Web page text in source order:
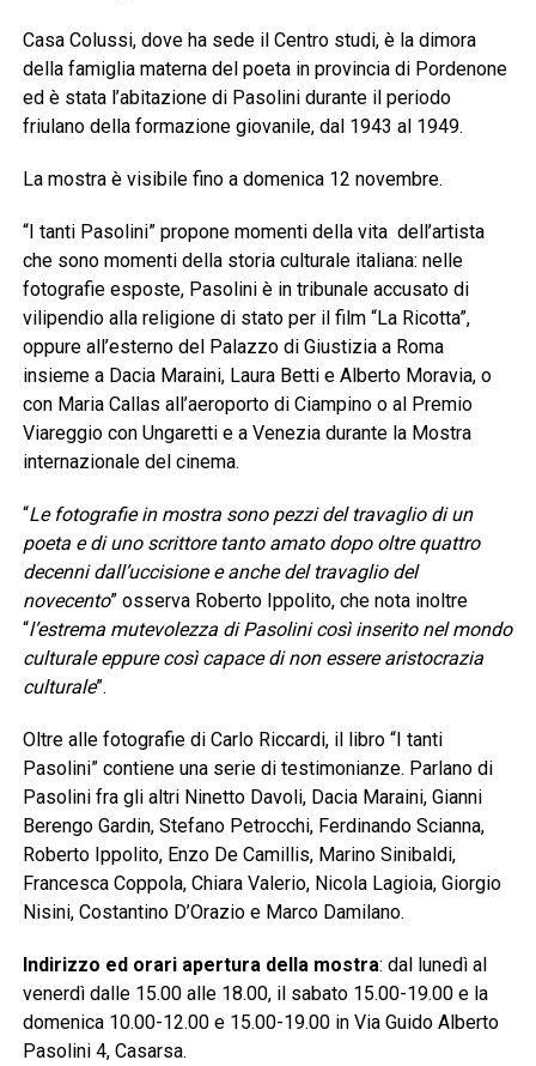
Casa Colussi, dove ha sede il Centro studi, è la dimora
della famiglia materna del poeta in provincia di Pordenone
ed è stata l’abitazione di Pasolini durante il periodo
friulano della formazione giovanile, dal 1943 al 1949.
La mostra è visibile fino a domenica 12 novembre.
“I tanti Pasolini” propone momenti della vita dell’artista
che sono momenti della storia culturale italiana: nelle
fotografie esposte, Pasolini è in tribunale accusato di
vilipendio alla religione di stato per il film “La Ricotta”,
oppure all’esterno del Palazzo di Giustizia a Roma
insieme a Dacia Maraini, Laura Betti e Alberto Moravia, o
con Maria Callas all’aeroporto di Ciampino o al Premio
Viareggio con Ungaretti e a Venezia durante la Mostra
internazionale del cinema.
“Le fotografie in mostra sono pezzi del travaglio di un
poeta e di uno scrittore tanto amato dopo oltre quattro
decenni dall’uccisione e anche del travaglio del
novecento” osserva Roberto Ippolito, che nota inoltre
“l’estrema mutevolezza di Pasolini così inserito nel mondo
culturale eppure così capace di non essere aristocrazia
culturale”.
Oltre alle fotografie di Carlo Riccardi, il libro “I tanti
Pasolini” contiene una serie di testimonianze. Parlano di
Pasolini fra gli altri Ninetto Davoli, Dacia Maraini, Gianni
Berengo Gardin, Stefano Petrocchi, Ferdinando Scianna,
Roberto Ippolito, Enzo De Camillis, Marino Sinibaldi,
Francesca Coppola, Chiara Valerio, Nicola Lagioia, Giorgio
Nisini, Costantino D’Orazio e Marco Damilano.
Indirizzo ed orari apertura della mostra: dal lunedì al
venerdì dalle 15.00 alle 18.00, il sabato 15.00-19.00 e la
domenica 10.00-12.00 e 15.00-19.00 in Via Guido Alberto
Pasolini 4, Casarsa.